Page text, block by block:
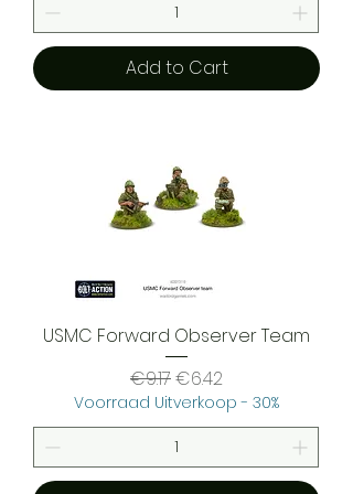
Add to Cart
USMC Forward Observer Team
Regular Price
€9.17Sale Price
€6.42
Voorraad Uitverkoop - 30%